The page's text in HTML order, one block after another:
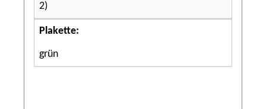
2)
Plakette:
grün